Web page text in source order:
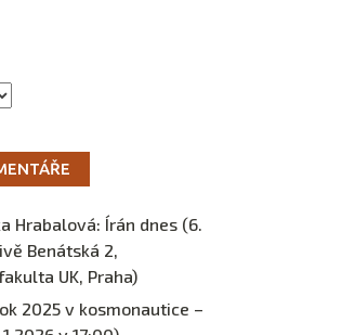
Hrabalová: Írán dnes (6.
Benátská 2,
UK, Praha)
2025 v kosmonautice –